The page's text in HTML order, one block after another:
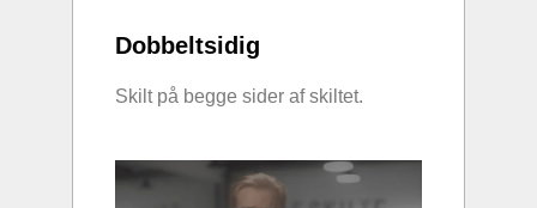
Dobbeltsidig
Skilt på begge sider af skiltet.